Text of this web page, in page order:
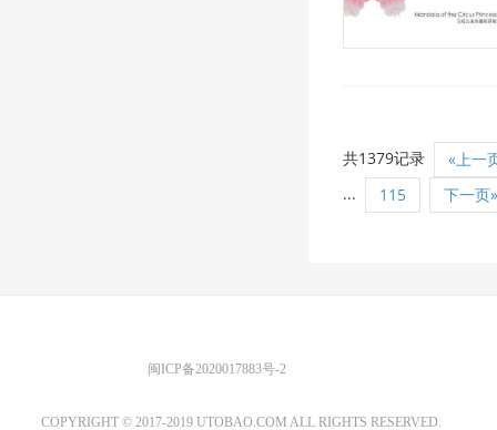
共1379记录
«上一
...
115 下一页»
闽ICP备2020017883号-2
COPYRIGHT © 2017-2019 UTOBAO.COM ALL RIGHTS RESERVED.